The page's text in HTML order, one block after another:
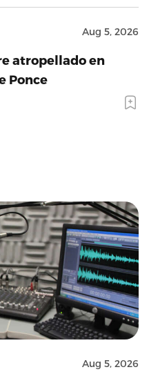
Aug 5, 2026
atropellado en
Ponce
Aug 5, 2026